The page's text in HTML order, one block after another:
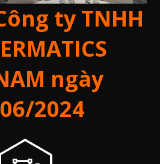
ty TNHH
ngày
2024